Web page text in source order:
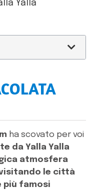
Yalla
ha scovato per voi
da Yalla Yalla
atmosfera
le città
più famosi